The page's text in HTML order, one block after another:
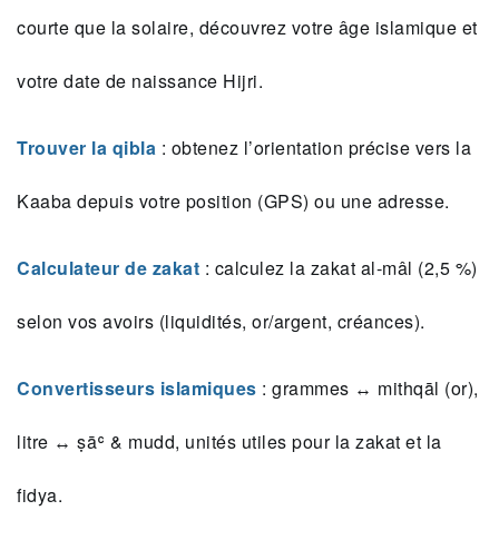
courte que la solaire, découvrez votre âge islamique et
votre date de naissance Hijri.
Trouver la qibla : obtenez l’orientation précise vers la
Kaaba depuis votre position (GPS) ou une adresse.
Calculateur de zakat : calculez la zakat al‑mâl (2,5 %)
selon vos avoirs (liquidités, or/argent, créances).
Convertisseurs islamiques : grammes ↔ mithqāl (or),
litre ↔ ṣāʿ & mudd, unités utiles pour la zakat et la
fidya.